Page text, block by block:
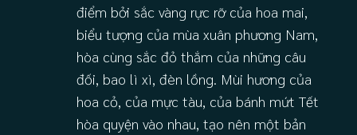
điểm bởi sắc vàng rực rỡ của hoa mai,
biểu tượng của mùa xuân phương Nam,
hòa cùng sắc đỏ thắm của những câu
đối, bao lì xì, đèn lồng. Mùi hương của
hoa cỏ, của mực tàu, của bánh mứt Tết
hòa quyện vào nhau, tạo nên một bản